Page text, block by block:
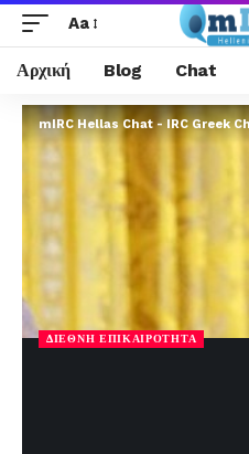
Aa
Αρχική Blog Chat
ΔΙΕΘΝΉ ΕΠΙΚΑΙΡΌΤΗΤΑ